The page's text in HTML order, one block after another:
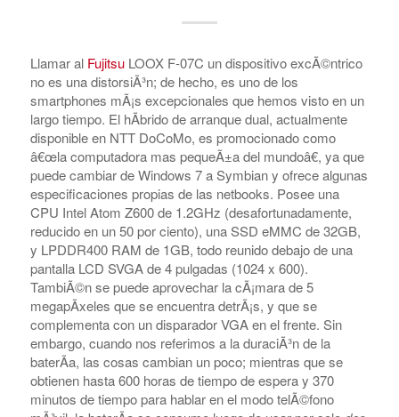
Llamar al FujitsuLOOX F-07C un dispositivo excÃ©ntrico
no es una distorsiÃ³n; de hecho, es uno de los
smartphones mÃ¡s excepcionales que hemos visto en un
largo tiempo. El hÃ­brido de arranque dual, actualmente
disponible en NTT DoCoMo, es promocionado como
â€œla computadora mas pequeÃ±a del mundoâ€, ya que
puede cambiar de Windows 7 a Symbian y ofrece algunas
especificaciones propias de las netbooks. Posee una
CPU Intel Atom Z600 de 1.2GHz (desafortunadamente,
reducido en un 50 por ciento), una SSD eMMC de 32GB,
y LPDDR400 RAM de 1GB, todo reunido debajo de una
pantalla LCD SVGA de 4 pulgadas (1024 x 600).
TambiÃ©n se puede aprovechar la cÃ¡mara de 5
megapÃ­xeles que se encuentra detrÃ¡s, y que se
complementa con un disparador VGA en el frente. Sin
embargo, cuando nos referimos a la duraciÃ³n de la
baterÃ­a, las cosas cambian un poco; mientras que se
obtienen hasta 600 horas de tiempo de espera y 370
minutos de tiempo para hablar en el modo telÃ©fono